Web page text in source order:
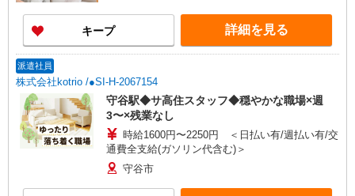
キープ 詳細を見る
派遣社員
株式会社kotrio /●SI-H-2067154
守谷駅◆サ高住スタッフ◆穏やかな職場×週
3〜×残業なし
時給1600円〜2250円 ＜日払い有/週払い有/交
通費全支給(ガソリン代含む)＞
守谷市